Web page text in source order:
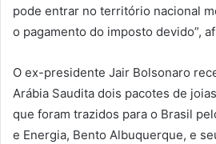
pode entrar no território nacional
o pagamento do imposto devido”,
O ex-presidente Jair Bolsonaro
Arábia Saudita dois pacotes de
que foram trazidos para o Brasil
e Energia, Bento Albuquerque, e